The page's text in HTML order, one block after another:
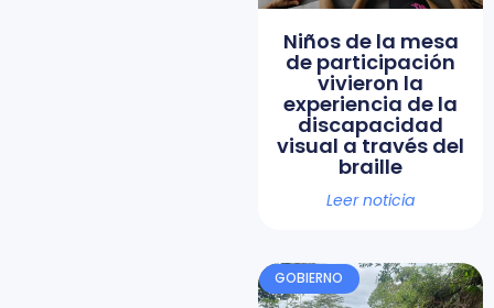
Niños de la mesa
de participación
vivieron la
experiencia de la
discapacidad
visual a través del
braille
Leer noticia
GOBIERNO